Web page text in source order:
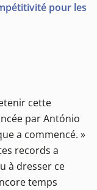
pour les
cette
par António
a commencé. »
records a
à dresser ce
temps